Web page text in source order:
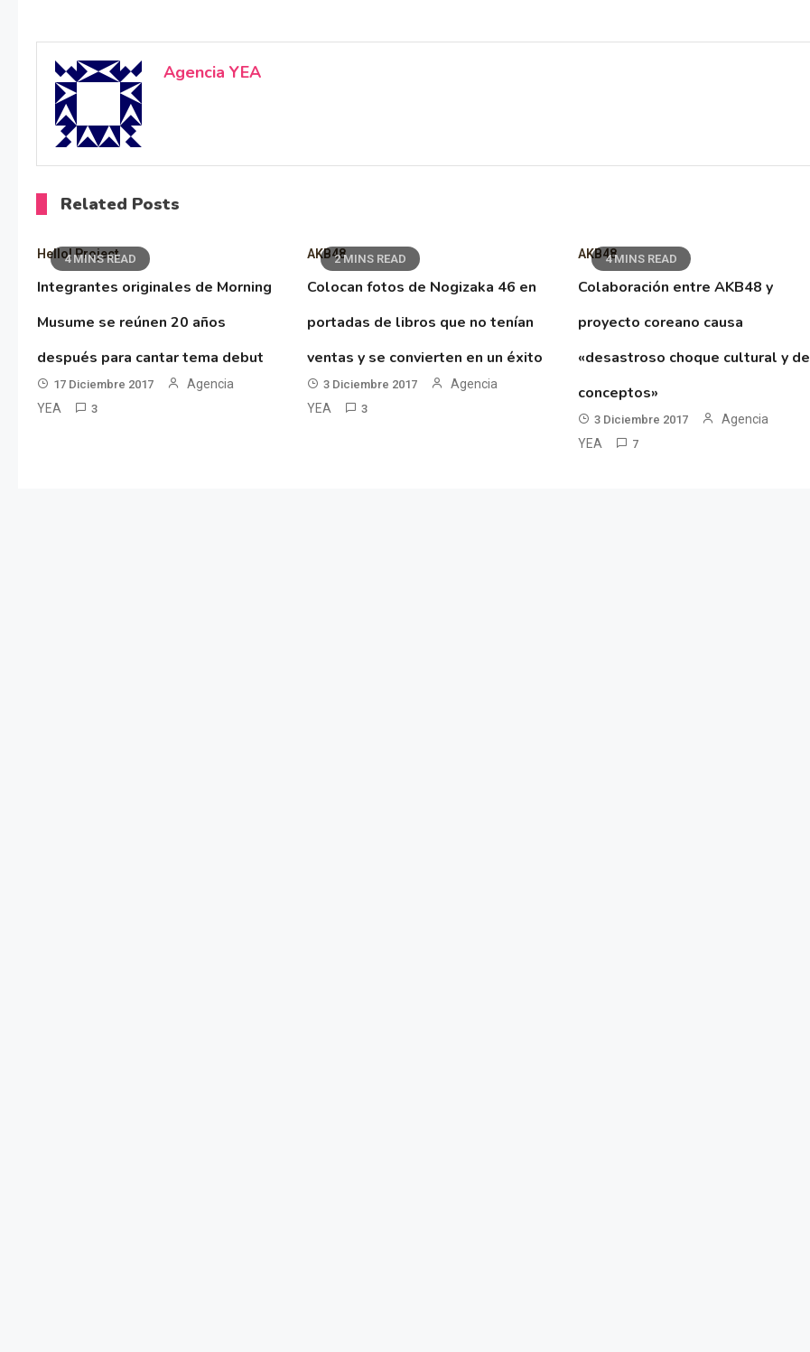
Agencia YEA
Related Posts
4 MINS READ
Hello! Project
Integrantes originales de Morning
Musume se reúnen 20 años
después para cantar tema debut
17 Diciembre 2017
Agencia
YEA
3
2 MINS READ
AKB48
Colocan fotos de Nogizaka 46 en
portadas de libros que no tenían
ventas y se convierten en un éxito
3 Diciembre 2017
Agencia
YEA
3
4 MINS READ
AKB48
Colaboración entre AKB48 y
proyecto coreano causa
«desastroso choque cultural y de
conceptos»
3 Diciembre 2017
Agencia
YEA
7